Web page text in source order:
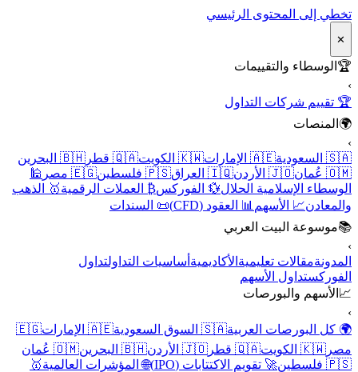
تخطي إلى المحتوى الرئيسي
✕
🏆الوسطاء والتقييمات
🏆 تقييم شركات التداول
🌍المنصات
🇸🇦 السعودية
🇦🇪 الإمارات 🇰🇼 الكويت 🇶🇦 قطر
🇧🇭 البحرين
🇴🇲 عُمان
🇯🇴 الأردن 🇮🇶 العراق 🇵🇸 فلسطين 🇪🇬 مصر
🕌
الوسطاء الإسلامية الحلال 💱 الفوركس ₿ العملات الرقمية🥇 الذهب
والمعادن📈 الأسهم📊 العقود (CFD)
📜 السندات
📚موسوعة البيت العربي
المدونةمقالات تعليميةالأكاديميةأساسيات التداولتداول
الفوركستداول الأسهم
📈الأسهم والبورصات
🌍 كل البورصات العربية🇸🇦 السوق السعودية 🇦🇪 الإمارات
🇪🇬
مصر 🇰🇼 الكويت 🇶🇦 قطر 🇯🇴 الأردن 🇧🇭 البحرين
🇴🇲 عُمان
🇵🇸 فلسطين
🚀 تقويم الاكتتابات (IPO) 🌐 المؤشرات العالمية🥇